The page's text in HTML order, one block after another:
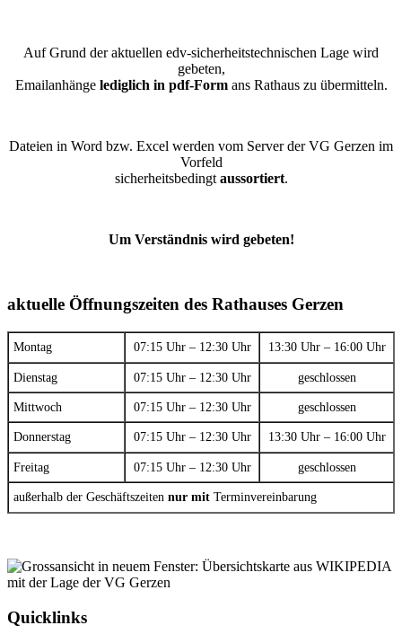
Auf Grund der aktuellen edv-sicherheitstechnischen Lage wird
gebeten,
Emailanhänge lediglich in pdf-Formans Rathaus zu übermitteln.
Dateien in Word bzw. Excel werden vom Server der VG Gerzen im
Vorfeld
sicherheitsbedingt aussortiert.
Um Verständnis wird gebeten!
aktuelle Öffnungszeiten des Rathauses Gerzen
Montag 07:15 Uhr – 12:30 Uhr 13:30 Uhr – 16:00 Uhr
Dienstag 07:15 Uhr – 12:30 Uhr geschlossen
Mittwoch 07:15 Uhr – 12:30 Uhr geschlossen
Donnerstag 07:15 Uhr – 12:30 Uhr 13:30 Uhr – 16:00 Uhr
Freitag 07:15 Uhr – 12:30 Uhr geschlossen
außerhalb der Geschäftszeiten nur mit Terminvereinbarung
Quicklinks